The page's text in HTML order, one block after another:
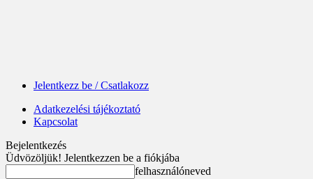
Jelentkezz be / Csatlakozz
Adatkezelési tájékoztató
Kapcsolat
Bejelentkezés
Üdvözöljük! Jelentkezzen be a fiókjába
felhasználóneved